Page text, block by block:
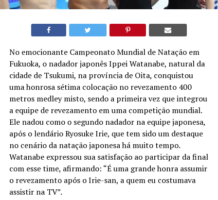
No emocionante Campeonato Mundial de Natação em
Fukuoka, o nadador japonês Ippei Watanabe, natural da
cidade de Tsukumi, na província de Oita, conquistou
uma honrosa sétima colocação no revezamento 400
metros medley misto, sendo a primeira vez que integrou
a equipe de revezamento em uma competição mundial.
Ele nadou como o segundo nadador na equipe japonesa,
após o lendário Ryosuke Irie, que tem sido um destaque
no cenário da natação japonesa há muito tempo.
Watanabe expressou sua satisfação ao participar da final
com esse time, afirmando: “É uma grande honra assumir
o revezamento após o Irie-san, a quem eu costumava
assistir na TV”.